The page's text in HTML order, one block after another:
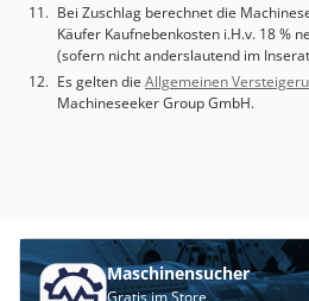
Bei Zuschlag berechnet die
Käufer Kaufnebenkosten i.H.v. 18 %
(sofern nicht anderslautend im
Es gelten die Allgemeinen
Machineseeker Group GmbH.
Maschinensucher
Gratis im Store